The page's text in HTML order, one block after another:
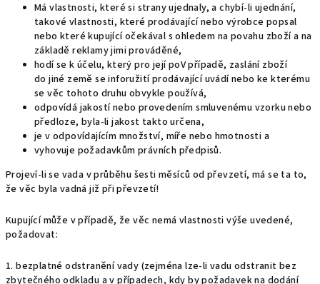
Má vlastnosti, které si strany ujednaly, a chybí-li ujednání,
takové vlastnosti, které prodávající nebo výrobce popsal
nebo které kupující očekával s ohledem na povahu zboží a na
základě reklamy jimi prováděné,
hodí se k účelu, který pro její poV případě, zaslání zboží
do jiné země se inforužití prodávající uvádí nebo ke kterému
se věc tohoto druhu obvykle používá,
odpovídá jakostí nebo provedením smluvenému vzorku nebo
předloze, byla-li jakost takto určena,
je v odpovídajícím množství, míře nebo hmotnosti a
vyhovuje požadavkům právních předpisů.
Projeví-li se vada v průběhu šesti měsíců od převzetí, má se ta to,
že věc byla vadná již při převzetí!
Kupující může v případě, že věc nemá vlastnosti výše uvedené,
požadovat:
1. bezplatné odstranění vady (zejména lze-li vadu odstranit bez
zbytečného odkladu a v případech, kdy by požadavek na dodání